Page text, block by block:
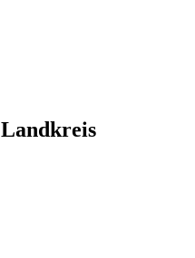
Landkreis